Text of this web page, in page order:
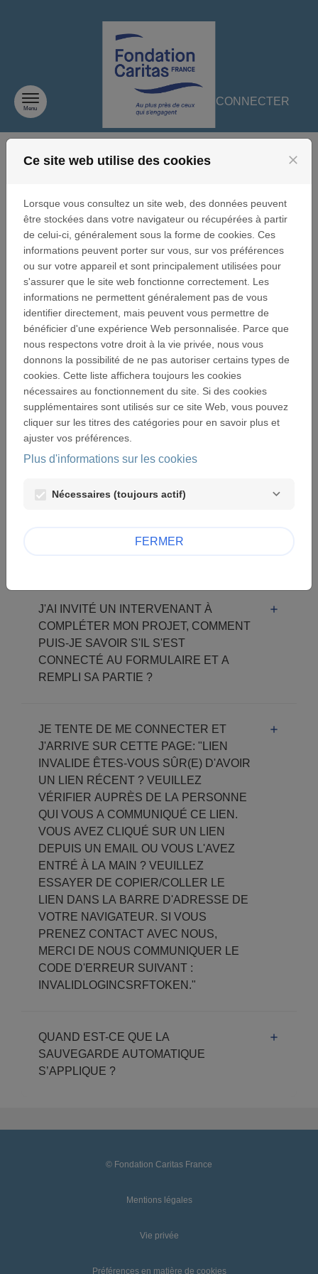
Menu
SE CONNECTER
FAQ
J'AI CLIQUÉ SUR "MOT DE PASSE
PERDU ?" MAIS JE NE REÇOIS PAS
L'EMAIL CONTENANT LE LIEN
PERMETTANT DE DÉFINIR UN
NOUVEAU MOT DE PASSE.
J'AI CLIQUÉ SUR "MOT DE PASSE
PERDU ?" MAIS JE REÇOIS UN
MESSAGE D'ERREUR QUAND JE
CLIQUE SUR LE LIEN REÇU PAR
EMAIL.
JE CLIQUE SUR "ECRAN SUIVANT"
RESTE SUR LA MÊME PAGE.
COMMENT PUIS-JE RELIRE LA
J'AI INVITÉ UN INTERVENANT À
COMPLÉTER MON PROJET, COMMENT
PUIS-JE SAVOIR S'IL S'EST
CONNECTÉ AU FORMULAIRE ET A
REMPLI SA PARTIE ?
JE TENTE DE ME CONNECTER ET
J'ARRIVE SUR CETTE PAGE: "LIEN
INVALIDE ÊTES-VOUS SÛR(E) D'AVOIR
UN LIEN RÉCENT ? VEUILLEZ
VÉRIFIER AUPRÈS DE LA PERSONNE
QUI VOUS A COMMUNIQUÉ CE LIEN.
VOUS AVEZ CLIQUÉ SUR UN LIEN
DEPUIS UN EMAIL OU VOUS L'AVEZ
ENTRÉ À LA MAIN ? VEUILLEZ
ESSAYER DE COPIER/COLLER LE
LIEN DANS LA BARRE D'ADRESSE DE
VOTRE NAVIGATEUR. SI VOUS
PRENEZ CONTACT AVEC NOUS,
MERCI DE NOUS COMMUNIQUER LE
CODE D'ERREUR SUIVANT :
INVALIDLOGINCSRFTOKEN."
QUAND EST-CE QUE LA
SAUVEGARDE AUTOMATIQUE
S’APPLIQUE ?
© Fondation Caritas France
Mentions légales
Vie privée
Préférences en matière de cookies
Ce site web utilise des cookies close
Lorsque vous consultez un site web, des données peuvent
être stockées dans votre navigateur ou récupérées à partir
de celui-ci, généralement sous la forme de cookies. Ces
informations peuvent porter sur vous, sur vos préférences
ou sur votre appareil et sont principalement utilisées pour
s'assurer que le site web fonctionne correctement. Les
informations ne permettent généralement pas de vous
identifier directement, mais peuvent vous permettre de
bénéficier d'une expérience Web personnalisée. Parce que
nous respectons votre droit à la vie privée, nous vous
donnons la possibilité de ne pas autoriser certains types de
cookies. Cette liste affichera toujours les cookies
nécessaires au fonctionnement du site. Si des cookies
supplémentaires sont utilisés sur ce site Web, vous pouvez
cliquer sur les titres des catégories pour en savoir plus et
ajuster vos préférences.
Plus d'informations sur les cookies
Nécessaires (toujours actif)
FERMER